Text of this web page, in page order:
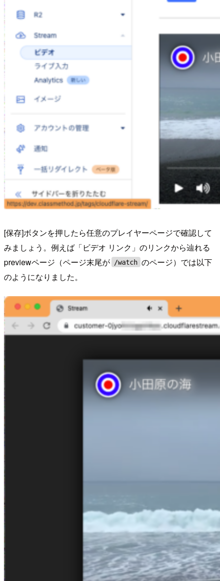
[保存]ボタンを押したら任意のプレイヤーページで確認して
みましょう。例えば「ビデオ リンク」のリンクから辿れる
previewページ（ページ末尾が
/watch のページ）では以下
のようになりました。